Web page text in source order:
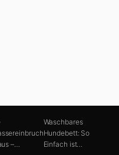
–…
Waschbares
Hundebett: So
Einfach ist…